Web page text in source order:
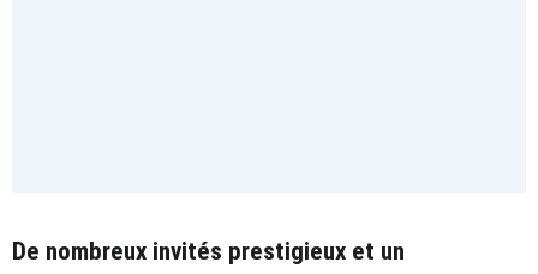
De nombreux invités prestigieux et un